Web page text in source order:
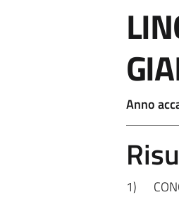
Anno
1)